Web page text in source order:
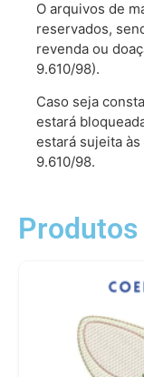
O arquivos de
reservados,
revenda ou
9.610/98).
Caso seja
estará
estará sujeita
9.610/98.